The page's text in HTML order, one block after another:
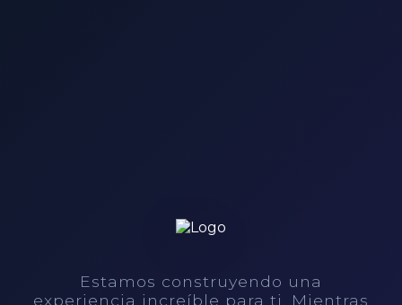
Estamos construyendo una
experiencia increíble para ti. Mientras